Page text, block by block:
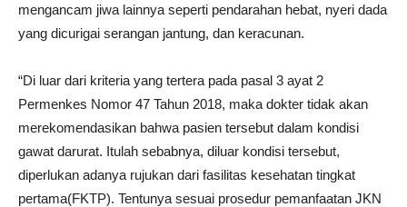
mengancam jiwa lainnya seperti pendarahan hebat, nyeri dada
yang dicurigai serangan jantung, dan keracunan.
“Di luar dari kriteria yang tertera pada pasal 3 ayat 2
Permenkes Nomor 47 Tahun 2018, maka dokter tidak akan
merekomendasikan bahwa pasien tersebut dalam kondisi
gawat darurat. Itulah sebabnya, diluar kondisi tersebut,
diperlukan adanya rujukan dari fasilitas kesehatan tingkat
pertama(FKTP). Tentunya sesuai prosedur pemanfaatan JKN